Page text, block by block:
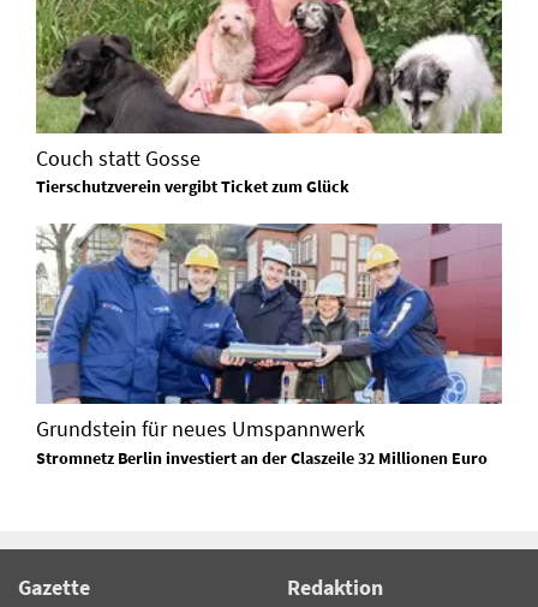
Couch statt Gosse
Tierschutzverein vergibt Ticket zum Glück
Grundstein für neues Umspannwerk
Stromnetz Berlin investiert an der Claszeile 32 Millionen Euro
Gazette
Redaktion